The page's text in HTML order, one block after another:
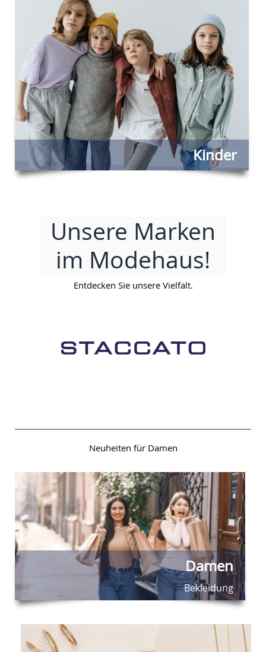
Kinder
Unsere Marken
im Modehaus!
Entdecken Sie unsere Vielfalt.
Neuheiten für Damen
Damen
Bekleidung